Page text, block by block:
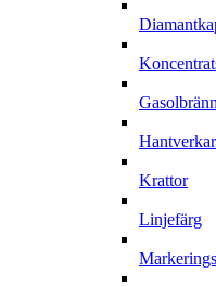
Krattor
Linjefärg